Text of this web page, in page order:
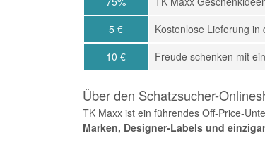
5 €
Kostenlose Lieferung in
10 €
Freude schenken mit
Über den Schatzsucher-
TK Maxx ist ein führendes Off-Price-
Marken, Designer-Labels und